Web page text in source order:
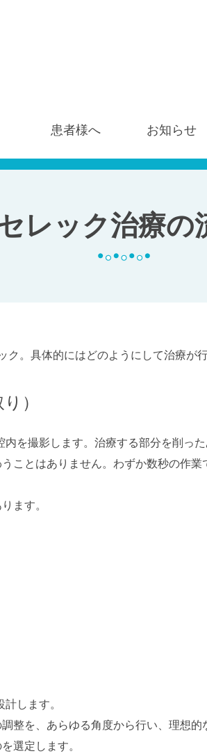
患者様へ お知らせ
レック治療の
ク。具体的にはどのようにして治療が
）
を撮影します。治療する部分を削っ
ことはありません。わずか数秒の作
ます。
します。
整を、あらゆる角度から行い、理想
選定します。